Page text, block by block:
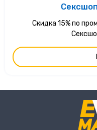
Скидка 15% по